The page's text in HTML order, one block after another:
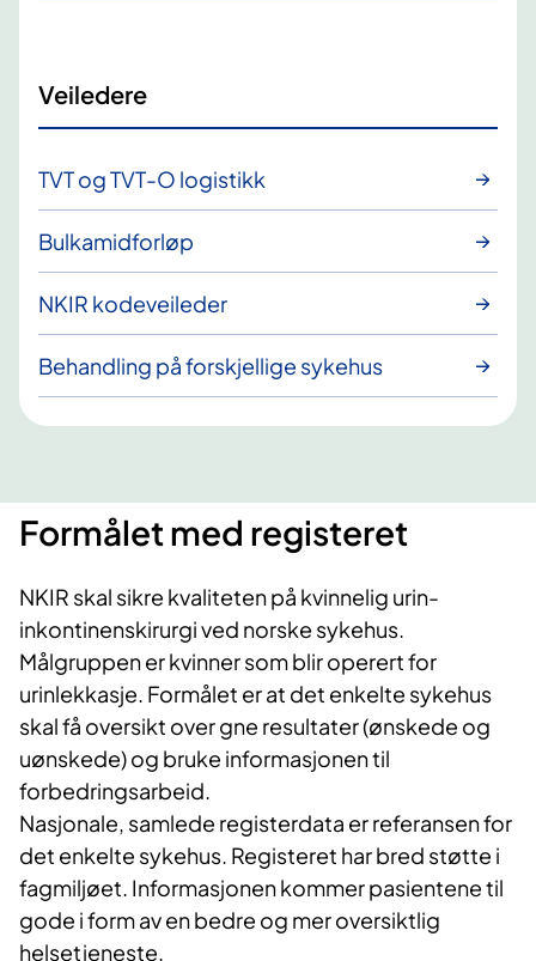
Veiledere
TVT og TVT-O logistikk
Bulkamidforløp
NKIR kodeveileder
Behandling på forskjellige sykehus
​Formålet med registeret
NKIR skal sikre kvaliteten på kvinnelig urin-
inkontinenskirurgi ved norske sykehus.
Målgruppen er kvinner som blir operert for
urinlekkasje. Formålet er at det enkelte sykehus
skal få oversikt over gne resultater (ønskede og
uønskede) og bruke informasjonen til
forbedringsarbeid.
Nasjonale, samlede registerdata er referansen for
det enkelte sykehus. Registeret har bred støtte i
fagmiljøet. Informasjonen kommer pasientene til
gode i form av en bedre og mer oversiktlig
helsetjeneste.